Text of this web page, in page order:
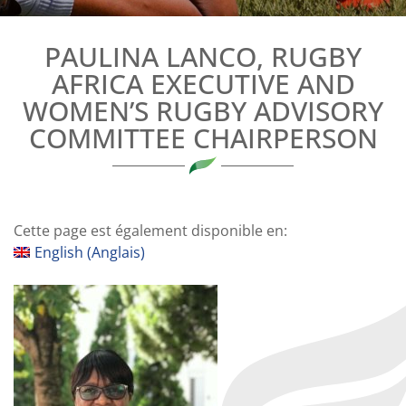
PAULINA LANCO, RUGBY
AFRICA EXECUTIVE AND
WOMEN’S RUGBY ADVISORY
COMMITTEE CHAIRPERSON
Cette page est également disponible en:
English (Anglais)